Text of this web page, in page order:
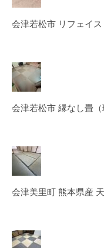
会津若松市 リフェイ
会津若松市 縁なし畳（
会津美里町 熊本県産